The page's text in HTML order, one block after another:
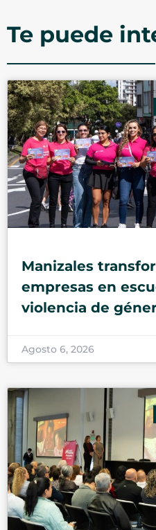
Te puede
Manizales
empresas en
violencia de
Agosto 6, 2026